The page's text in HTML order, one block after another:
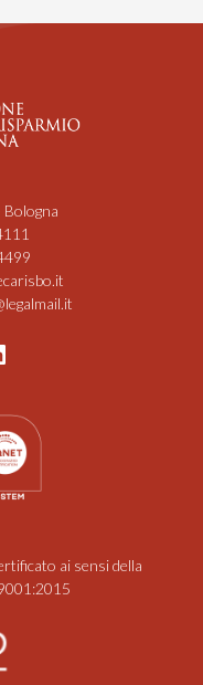
ai sensi della